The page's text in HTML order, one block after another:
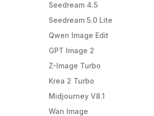
Seedream 4.5
Seedream 5.0 Lite
Qwen Image Edit
GPT Image 2
Z-Image Turbo
Krea 2 Turbo
Midjourney V8.1
Wan Image